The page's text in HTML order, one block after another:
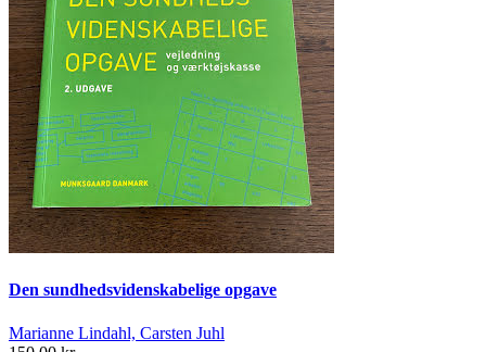
Den sundhedsvidenskabelige opgave
Marianne Lindahl, Carsten Juhl